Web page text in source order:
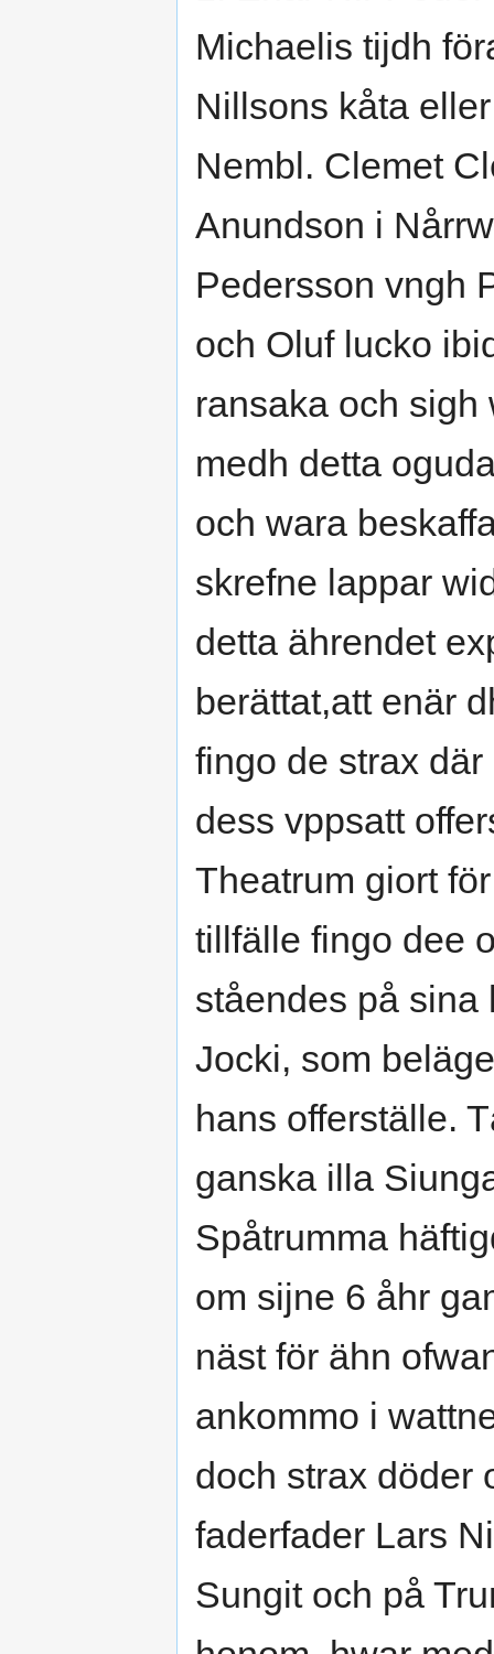
Michaelis tijdh
Nillsons kåta
Nembl. Clemet
Anundson i
Pedersson vngh
och Oluf lucko
ransaka och sigh
medh detta
och wara
skrefne lappar
detta ährendet
berättat,att enär
fingo de strax
dess vppsatt
Theatrum giort
tillfälle fingo dee
ståendes på
Jocki, som
hans offerställe.
ganska illa
Spåtrumma
om sijne 6 åhr
näst för ähn
ankommo i
doch strax döder
faderfader Lars
Sungit och på